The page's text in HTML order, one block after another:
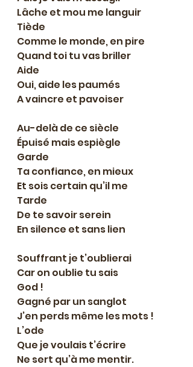
Lâche et mou me languir
Tiède
Comme le monde, en pire
Quand toi tu vas briller
Aide
Oui, aide les paumés
A vaincre et pavoiser
Au-delà de ce siècle
Épuisé mais espiègle
Garde
Ta confiance, en mieux
Et sois certain qu’il me
Tarde
De te savoir serein
En silence et sans lien
Souffrant je t’oublierai
Car on oublie tu sais
God !
Gagné par un sanglot
J’en perds même les mots !
L’ode
Que je voulais t’écrire
Ne sert qu’à me mentir.